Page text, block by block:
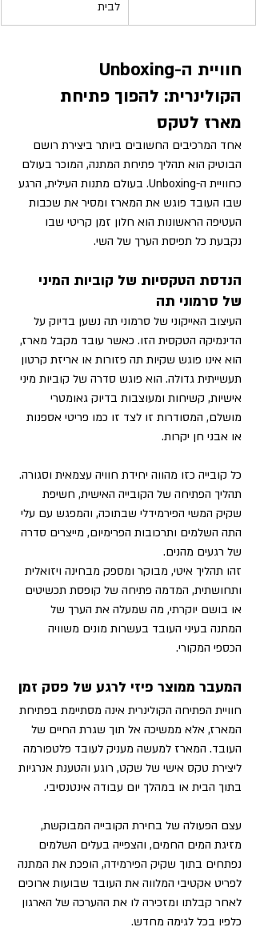
לבית
הקולינרית: להפוך פתיחת
מארז לטקס
אחד המרכיבים החשובים ביותר ביצירת רושם
הבוטיק הוא תהליך פתיחת המתנה, המוכר בעולם
כחוויית ה-Unboxing. בעולם מתנות העילית, הרגע
שבו העובד פוגש את המארז ומסיר את שכבות
העטיפה הראשונות הוא חלון זמן קריטי שבו
נקבעת כל תפיסת הערך של השי.
הנדסת הטקסיות של קוביות המיני
של סרמוני תה
העיצוב האייקוני של סרמוני תה נשען בדיוק על
הדינמיקה הטקסית הזו. כאשר עובד מקבל מארז,
הוא אינו פוגש שקיות תה פזורות או אריזת קרטון
תעשייתית גדולה. הוא פוגש סדרה של קוביות מיני
אישיות, קשיחות ומעוצבות בדיוק גאומטרי
מושלם, המסודרות זו לצד זו כמו פריטי אספנות
או אבני חן יקרות.
כל קובייה כזו מהווה יחידת חוויה עצמאית וסגורה.
תהליך הפתיחה של הקובייה האישית, חשיפת
שקיק המשי הפירמידלי שבתוכה, והמפגש עם עלי
התה השלמים ותרכובות הפרימיום, מייצרים סדרה
של רגעים מהנים.
זהו תהליך איטי, מבוקר ומספק מבחינה ויזואלית
ותחושתית, המדמה פתיחה של קופסת תכשיטים
או בושם יוקרתי, מה שמעלה את הערך של
המתנה בעיני העובד בעשרות מונים משוויה
הכספי המקורי.
המעבר ממוצר פיזי לרגע של פסק זמן
חוויית הפתיחה הקולינרית אינה מסתיימת בפתיחת
המארז, אלא ממשיכה אל תוך שגרת החיים של
העובד. המארז למעשה מעניק לעובד פלטפורמה
ליצירת טקס אישי של שקט, רוגע והטענת אנרגיות
בתוך הבית או במהלך יום עבודה אינטנסיבי.
עצם הפעולה של בחירת הקובייה המבוקשת,
מזיגת המים החמים, והצפייה בעלים השלמים
נפתחים בתוך שקיק הפירמידה, הופכת את המתנה
לפריט אקטיבי המלווה את העובד שבועות ארוכים
לאחר קבלתו ומזכירה לו את ההערכה של הארגון
כלפיו בכל לגימה מחדש.